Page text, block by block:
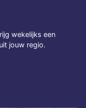
wekelijks een
jouw regio.